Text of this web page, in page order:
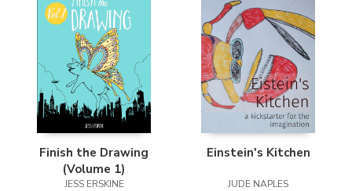
Finish the Drawing
(Volume 1)
JESS ERSKINE
Einstein's Kitchen
JUDE NAPLES